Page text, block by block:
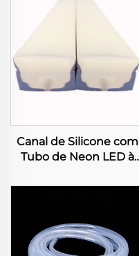
Canal de Silicone com
Tubo de Neon LED à
de Luz de 8mm